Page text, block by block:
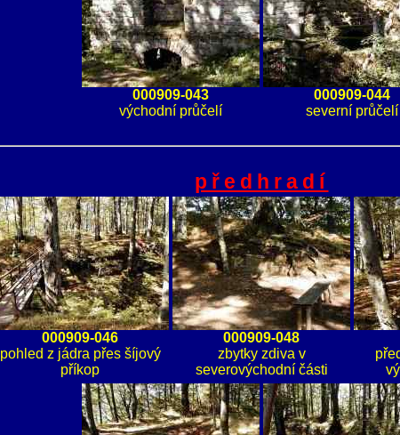
000909-043
východní průčelí
000909-044
severní průčelí
předhradí
000909-046
pohled z jádra přes šíjový
příkop
000909-048
zbytky zdiva v
severovýchodní části